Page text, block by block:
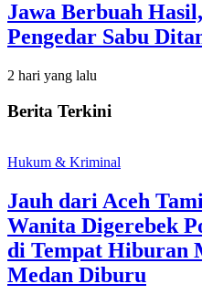
Jawa Berbuah
Pengedar Sabu
2 hari yang lalu
Berita Terkini
Hukum & Kriminal
Jauh dari Aceh
Wanita Digerebek
di Tempat Hiburan
Medan Diburu